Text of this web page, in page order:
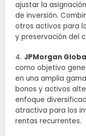
ajustar la
de inversión.
otros activos para
y preservación del
4. JPMorgan
como objetivo
en una amplia
bonos y activos
enfoque
atractiva para los
rentas recurrentes.